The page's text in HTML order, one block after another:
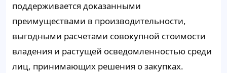
поддерживается доказанными
преимуществами в производительности,
выгодными расчетами совокупной стоимости
владения и растущей осведомленностью среди
лиц, принимающих решения о закупках.